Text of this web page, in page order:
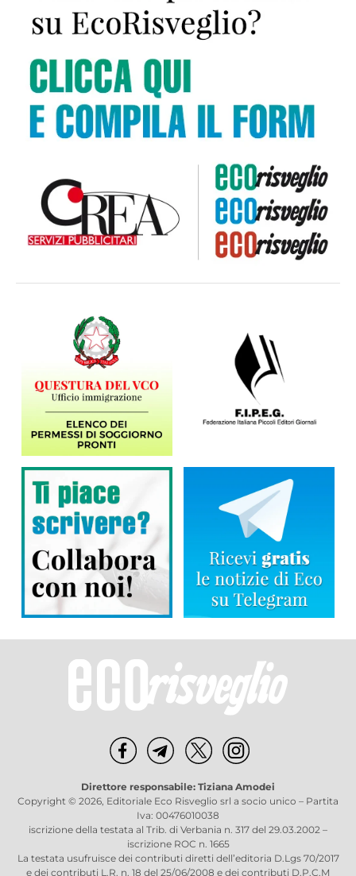
Direttore responsabile: Tiziana Amodei
Copyright © 2026, Editoriale Eco Risveglio srl a socio unico – Partita
Iva: 00476010038
iscrizione della testata al Trib. di Verbania n. 317 del 29.03.2002 –
iscrizione ROC n. 1665
La testata usufruisce dei contributi diretti dell’editoria D.Lgs 70/2017
e dei contributi L.R. n. 18 del 25/06/2008 e dei contributi D.P.C.M